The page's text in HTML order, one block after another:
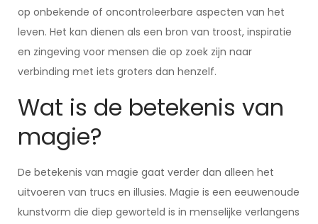
op onbekende of oncontroleerbare aspecten van het
leven. Het kan dienen als een bron van troost, inspiratie
en zingeving voor mensen die op zoek zijn naar
verbinding met iets groters dan henzelf.
Wat is de betekenis van
magie?
De betekenis van magie gaat verder dan alleen het
uitvoeren van trucs en illusies. Magie is een eeuwenoude
kunstvorm die diep geworteld is in menselijke verlangens